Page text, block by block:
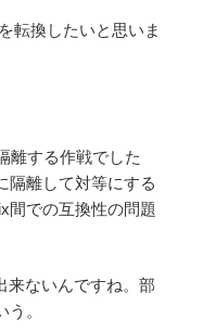
転換したいと思いま
離する作戦でした
隔離して対等にする
間での互換性の問題
来ないんですね。部
。